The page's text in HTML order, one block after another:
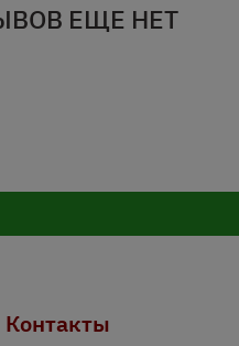
ЕЩЕ НЕТ
Контакты